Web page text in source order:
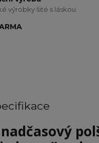
výrobky šité s láskou.